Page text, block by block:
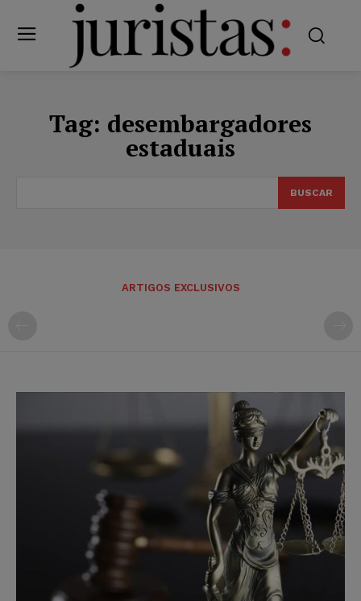
Tag: desembargadores
estaduais
BUSCAR
ARTIGOS EXCLUSIVOS